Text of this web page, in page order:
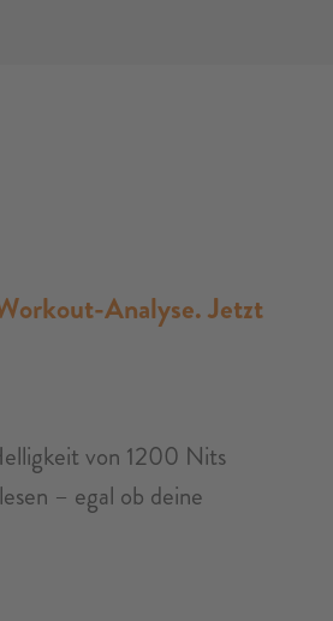
Analyse. Jetzt
von 1200 Nits
– egal ob deine